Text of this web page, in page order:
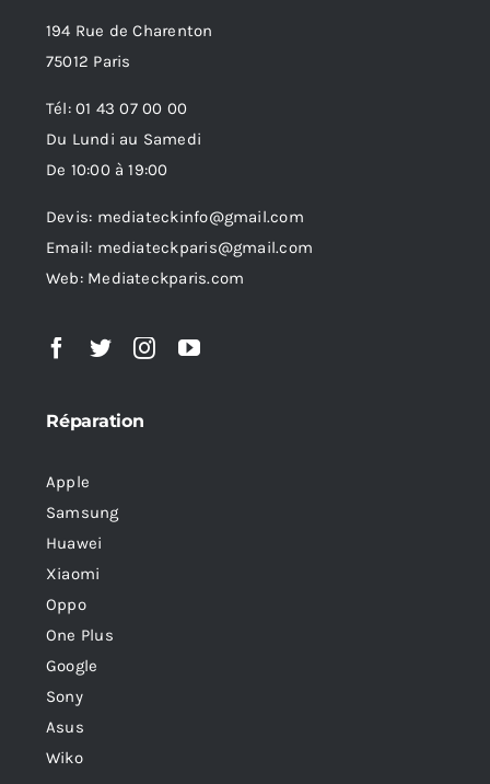
194 Rue de Charenton
75012 Paris
Tél: 01 43 07 00 00
Du Lundi au Samedi
De 10:00 à 19:00
Devis: mediateckinfo@gmail.com
Email: mediateckparis@gmail.com
Web: Mediateckparis.com
Réparation
Apple
Samsung
Huawei
Xiaomi
Oppo
One Plus
Google
Sony
Asus
Wiko